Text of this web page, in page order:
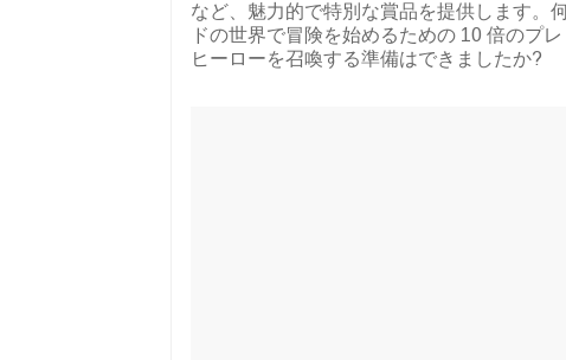
など、魅力的で特別な賞品を提供します。
ドの世界で冒険を始めるための 10 倍のプ
ヒーローを召喚する準備はできましたか?